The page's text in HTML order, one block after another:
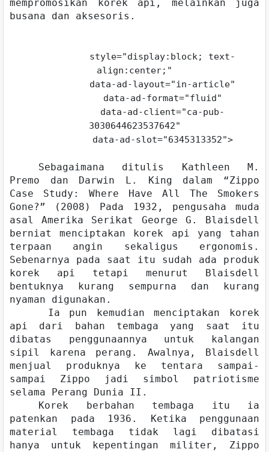
mempromosikan korek api, melainkan juga
busana dan aksesoris.
style="display:block; text-
align:center;"
data-ad-layout="in-article"
data-ad-format="fluid"
data-ad-client="ca-pub-
3030644623537642"
data-ad-slot="6345313352">
Sebagaimana ditulis Kathleen M.
Premo dan Darwin L. King dalam “Zippo
Case Study: Where Have All The Smokers
Gone?” (2008) Pada 1932, pengusaha muda
asal Amerika Serikat George G. Blaisdell
berniat menciptakan korek api yang tahan
terpaan angin sekaligus ergonomis.
Sebenarnya pada saat itu sudah ada produk
korek api tetapi menurut Blaisdell
bentuknya kurang sempurna dan kurang
nyaman digunakan.
Ia pun kemudian menciptakan korek
api dari bahan tembaga yang saat itu
dibatas penggunaannya untuk kalangan
sipil karena perang. Awalnya, Blaisdell
menjual produknya ke tentara sampai-
sampai Zippo jadi simbol patriotisme
selama Perang Dunia II.
Korek berbahan tembaga itu ia
patenkan pada 1936. Ketika penggunaan
material tembaga tidak lagi dibatasi
hanya untuk kepentingan militer, Zippo